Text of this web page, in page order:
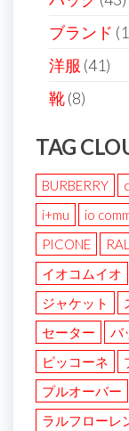
ブランド
洋服 (41)
靴(8)
TAG
BURBERRY
i+mu
io
PICONE
イオコムイオ
ジャケット
セーター
バ
ピッコーネ
プルオーバー
ラルフローレ